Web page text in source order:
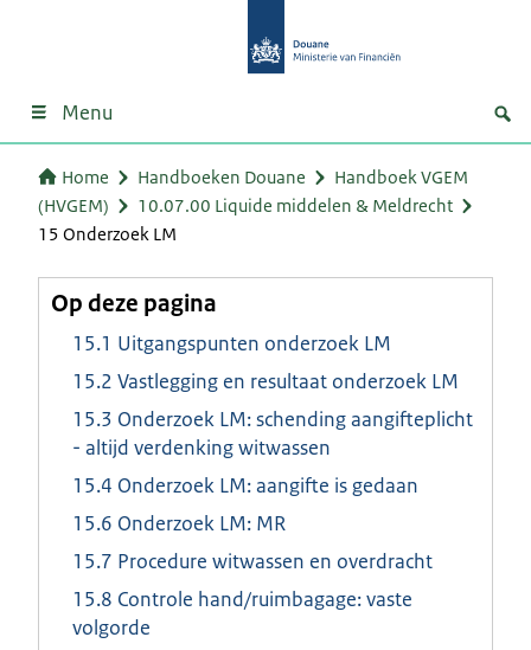
Menu
Home Handboeken Douane
Handboek VGEM
(HVGEM)
10.07.00 Liquide middelen & Meldrecht
15 Onderzoek LM
Op deze pagina
15.1 Uitgangspunten onderzoek LM
15.2 Vastlegging en resultaat onderzoek LM
15.3 Onderzoek LM: schending aangifteplicht
- altijd verdenking witwassen
15.4 Onderzoek LM: aangifte is gedaan
15.6 Onderzoek LM: MR
15.7 Procedure witwassen en overdracht
15.8 Controle hand/ruimbagage: vaste
volgorde